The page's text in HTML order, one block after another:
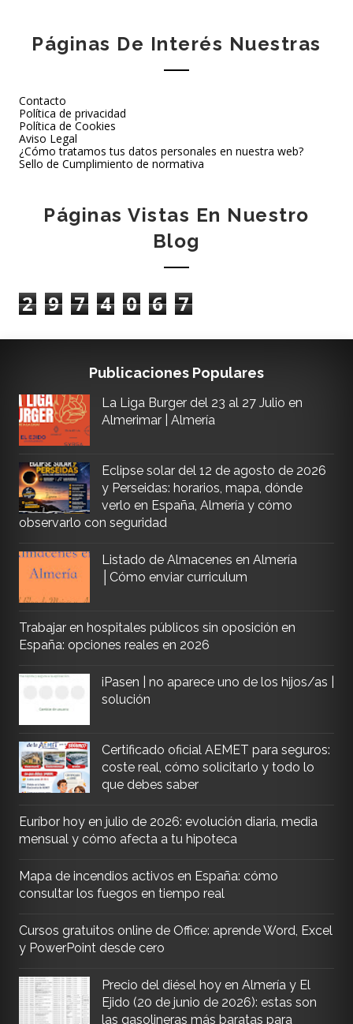
Páginas De Interés Nuestras
Contacto
Política de privacidad
Política de Cookies
Aviso Legal
¿Cómo tratamos tus datos personales en nuestra web?
Sello de Cumplimiento de normativa
Páginas Vistas En Nuestro
Blog
2 9 7 4 0 6 7
Publicaciones Populares
La Liga Burger del 23 al 27 Julio en
Almerimar | Almería
Eclipse solar del 12 de agosto de 2026
y Perseidas: horarios, mapa, dónde
verlo en España, Almería y cómo
observarlo con seguridad
Listado de Almacenes en Almería
│Cómo enviar curriculum
Trabajar en hospitales públicos sin oposición en
España: opciones reales en 2026
iPasen | no aparece uno de los hijos/as |
solución
Certificado oficial AEMET para seguros:
coste real, cómo solicitarlo y todo lo
que debes saber
Euríbor hoy en julio de 2026: evolución diaria, media
mensual y cómo afecta a tu hipoteca
Mapa de incendios activos en España: cómo
consultar los fuegos en tiempo real
Cursos gratuitos online de Office: aprende Word, Excel
y PowerPoint desde cero
Precio del diésel hoy en Almería y El
Ejido (20 de junio de 2026): estas son
las gasolineras más baratas para